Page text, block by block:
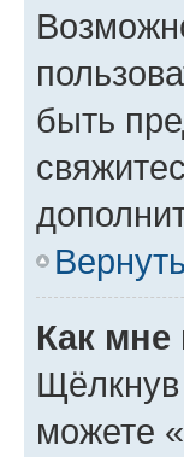
быть
Как
можете